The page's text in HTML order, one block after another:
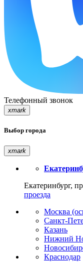
Телефонный звонок
xmark
Выбор города
xmark
Екатеринбург,
проезда
Москва
Санкт-
Казань
Нижний
Краснодар